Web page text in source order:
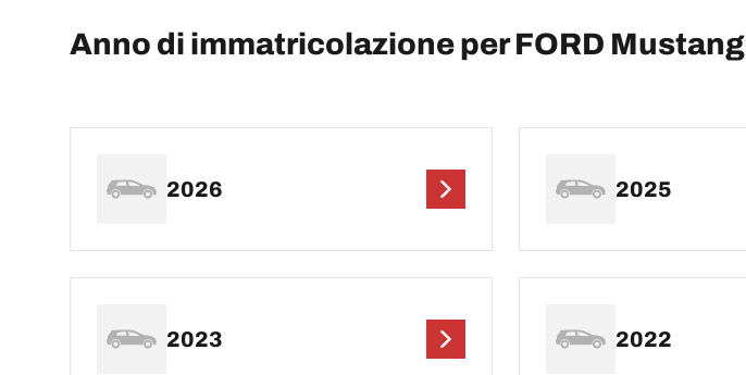
Anno di immatricolazione per FORD Mustang
2026 2025
2023 2022